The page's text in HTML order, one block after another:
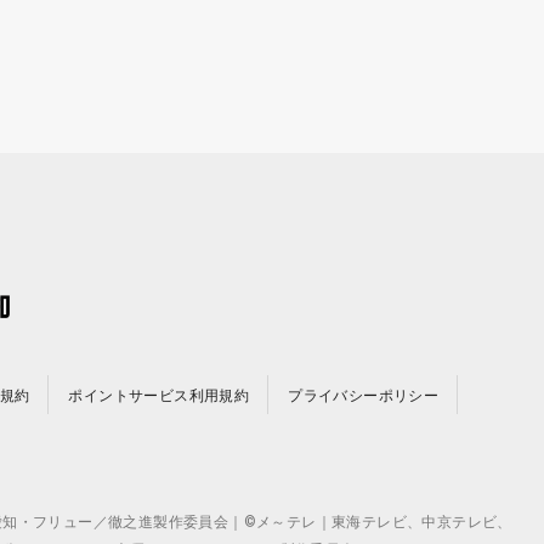
約 ポイントサービス利用規約 プライバシーポリシー
フリュー／徹之進製作委員会｜©メ～テレ｜東海テレビ、中京テレビ、